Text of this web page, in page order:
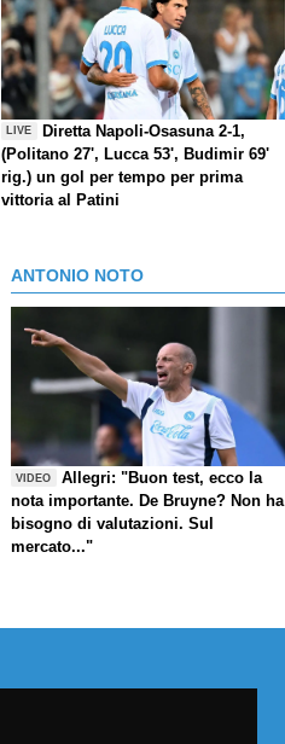
LIVE
Diretta Napoli-Osasuna 2-1,
(Politano 27', Lucca 53', Budimir 69'
rig.) un gol per tempo per prima
vittoria al Patini
ANTONIO NOTO
VIDEO
Allegri: "Buon test, ecco la
nota importante. De Bruyne? Non ha
bisogno di valutazioni. Sul
mercato..."